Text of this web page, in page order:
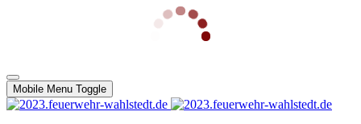
Mobile Menu Toggle